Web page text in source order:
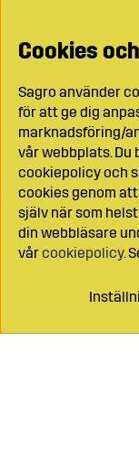
Cookies
Sagro använder
för att ge dig
marknadsföring/
vår webbplats.
cookiepolicy och
cookies genom att
själv när som
din webbläsare
vårcookiepolicy.